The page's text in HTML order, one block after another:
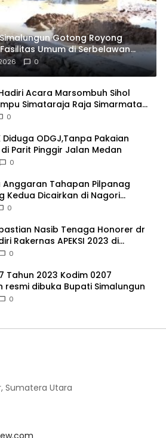
Gotong Royong
Umum di Serbelawan
0
Acara Marsombuh Sihol
Simataraja Raja Simarmata
Kota Siantar
0
Diduga ODGJ,Tanpa Pakaian
Parit Pinggir Jalan Medan
0
Anggaran Tahapan Pilpanag
Kedua Dicairkan di Nagori
Ini Alasannya…
0
Nasib Tenaga Honorer dr
Rakernas APEKSI 2023 di
0
Tahun 2023 Kodim 0207
resmi dibuka Bupati Simalungun
0
Sumatera Utara